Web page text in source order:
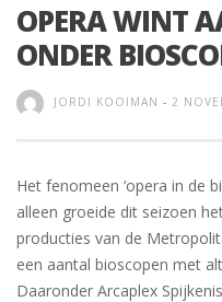
OPERA WINT
ONDER
JORDI KOOIMAN - 2
Het fenomeen ‘opera in de
alleen groeide dit seizoen
producties van de
een aantal bioscopen met
Daaronder Arcaplex